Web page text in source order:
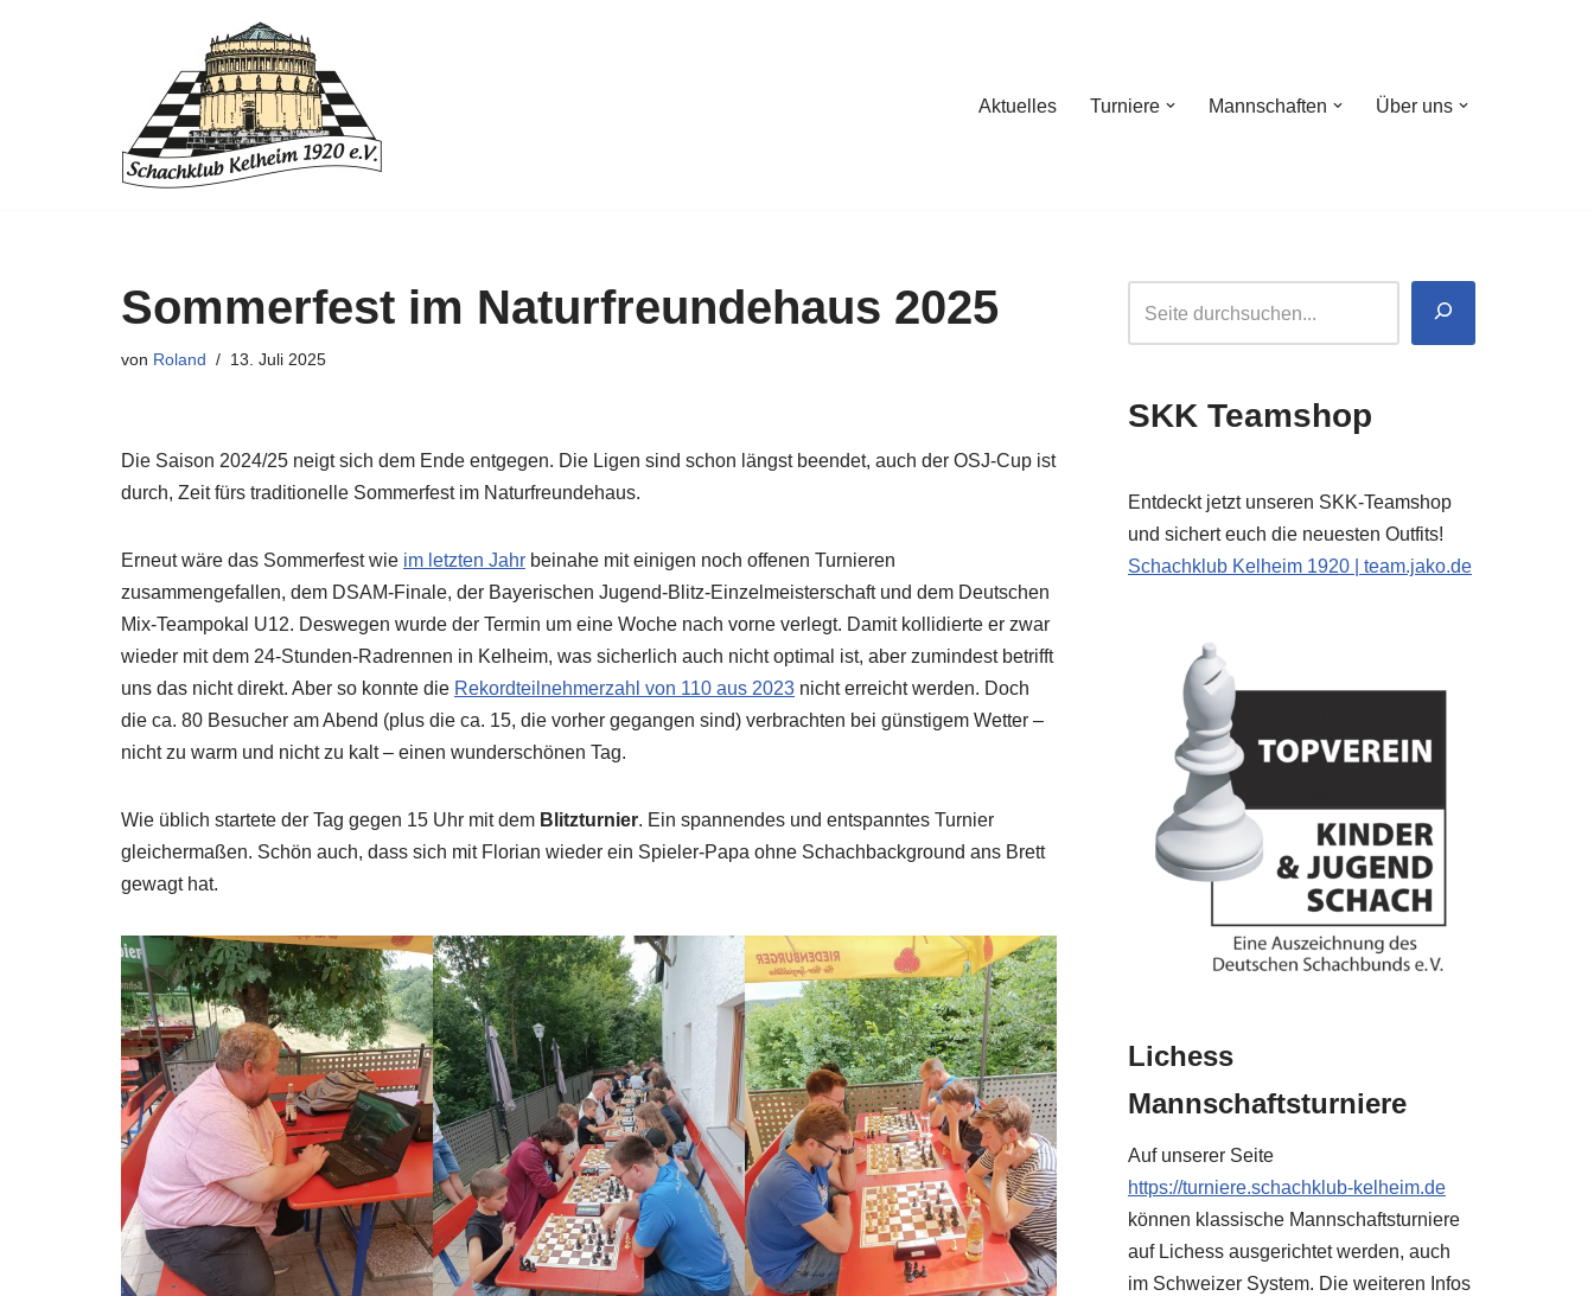
Aktuelles Turniere Mannschaften Über uns
Sommerfest im Naturfreundehaus 2025
von Roland 13. Juli 2025
Die Saison 2024/25 neigt sich dem Ende entgegen. Die Ligen sind schon längst beendet, auch der OSJ-Cup ist
durch, Zeit fürs traditionelle Sommerfest im Naturfreundehaus.
Erneut wäre das Sommerfest wie im letzten Jahr beinahe mit einigen noch offenen Turnieren
zusammengefallen, dem DSAM-Finale, der Bayerischen Jugend-Blitz-Einzelmeisterschaft und dem Deutschen
Mix-Teampokal U12. Deswegen wurde der Termin um eine Woche nach vorne verlegt. Damit kollidierte er zwar
wieder mit dem 24-Stunden-Radrennen in Kelheim, was sicherlich auch nicht optimal ist, aber zumindest betrifft
uns das nicht direkt. Aber so konnte die Rekordteilnehmerzahl von 110 aus 2023 nicht erreicht werden. Doch
die ca. 80 Besucher am Abend (plus die ca. 15, die vorher gegangen sind) verbrachten bei günstigem Wetter –
nicht zu warm und nicht zu kalt – einen wunderschönen Tag.
Wie üblich startete der Tag gegen 15 Uhr mit dem Blitzturnier. Ein spannendes und entspanntes Turnier
gleichermaßen. Schön auch, dass sich mit Florian wieder ein Spieler-Papa ohne Schachbackground ans Brett
gewagt hat.
SKK Teamshop
Entdeckt jetzt unseren SKK-Teamshop
und sichert euch die neuesten Outfits!
Schachklub Kelheim 1920 | team.jako.de
Lichess
Mannschaftsturniere
Auf unserer Seite
https://turniere.schachklub-kelheim.de
können klassische Mannschaftsturniere
auf Lichess ausgerichtet werden, auch
im Schweizer System. Die weiteren Infos